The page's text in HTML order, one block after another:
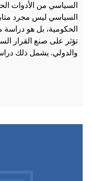
السياسي من الأدوات
السياسي ليس مجرد
الحكومية، بل هو
تؤثر على صنع القرار
والدولي. يشمل ذلك